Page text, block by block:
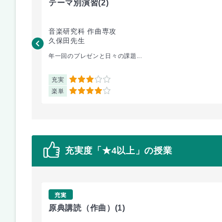
テーマ別演習(2)
音楽研究科 作曲専攻
久保田先生
年一回のプレゼンと日々の課題...
充実 3
楽単 4
充実度「★4以上」の授業
充実
原典講読（作曲） (1)